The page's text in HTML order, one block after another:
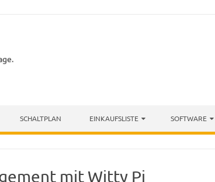
SCHALTPLAN EINKAUFSLISTE SOFTWARE
mit Witty Pi